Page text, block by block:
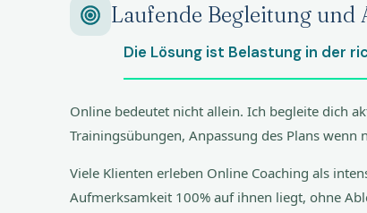
Laufende Begleitung und
Die Lösung ist Belastung in der
Online bedeutet nicht allein. Ich begleite dich
Trainingsübungen, Anpassung des Plans wenn
Viele Klienten erleben Online Coaching als
Aufmerksamkeit 100% auf ihnen liegt, ohne